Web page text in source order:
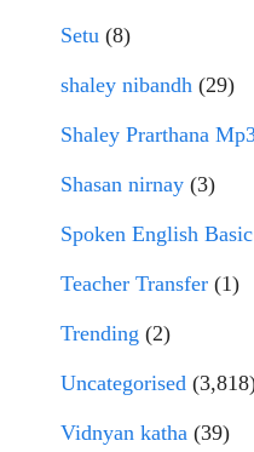
Setu (8)
shaley nibandh (29)
Shaley Prarthana
Shasan nirnay (3)
Spoken English
Teacher Transfer (1)
Trending (2)
Uncategorised
Vidnyan katha (39)